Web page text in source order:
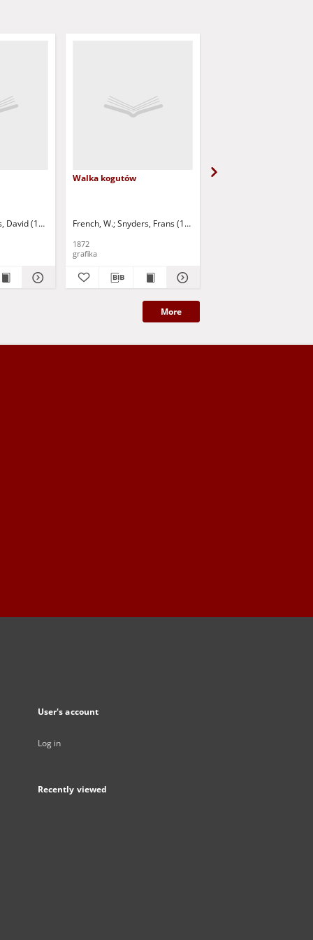
David (1610-1690)
Walka kogutów
French, W. Snyders, Frans (1579-1657)
1872
grafika
More
User's account
Log in
Recently viewed